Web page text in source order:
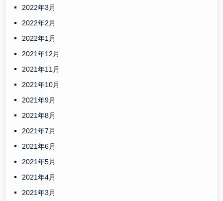
2022年3月
2022年2月
2022年1月
2021年12月
2021年11月
2021年10月
2021年9月
2021年8月
2021年7月
2021年6月
2021年5月
2021年4月
2021年3月